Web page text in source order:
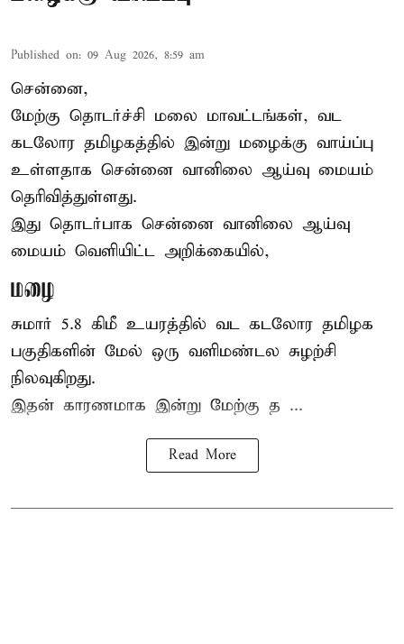
Published on: 09 Aug 2026, 8:59 am
சென்னை,
மேற்கு தொடர்ச்சி மலை மாவட்டங்கள், வட
கடலோர தமிழகத்தில் இன்று மழைக்கு வாய்ப்பு
உள்ளதாக சென்னை வானிலை ஆய்வு மையம்
தெரிவித்துள்ளது.
இது தொடர்பாக சென்னை வானிலை ஆய்வு
மையம் வெளியிட்ட அறிக்கையில்,
மழை
சுமார் 5.8 கிமீ உயரத்தில் வட கடலோர தமிழக
பகுதிகளின் மேல் ஒரு வளிமண்டல சுழற்சி
நிலவுகிறது.
இதன் காரணமாக இன்று மேற்கு த ...
Read More